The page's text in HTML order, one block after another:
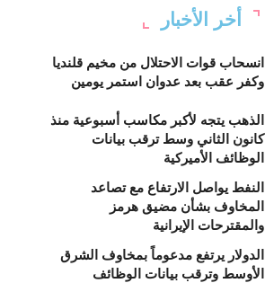
أخر الأخبار
انسحاب قوات الاحتلال من مخيم قلنديا
وكفر عقب بعد عدوان استمر يومين
الذهب يتجه لأكبر مكاسب أسبوعية منذ
كانون الثاني وسط ترقب بيانات
الوظائف الأميركية
النفط يواصل الارتفاع مع تصاعد
المخاوف بشأن مضيق هرمز
والمقترحات الإيرانية
الدولار يرتفع مدعوماً بمخاوف الشرق
الأوسط وترقب بيانات الوظائف